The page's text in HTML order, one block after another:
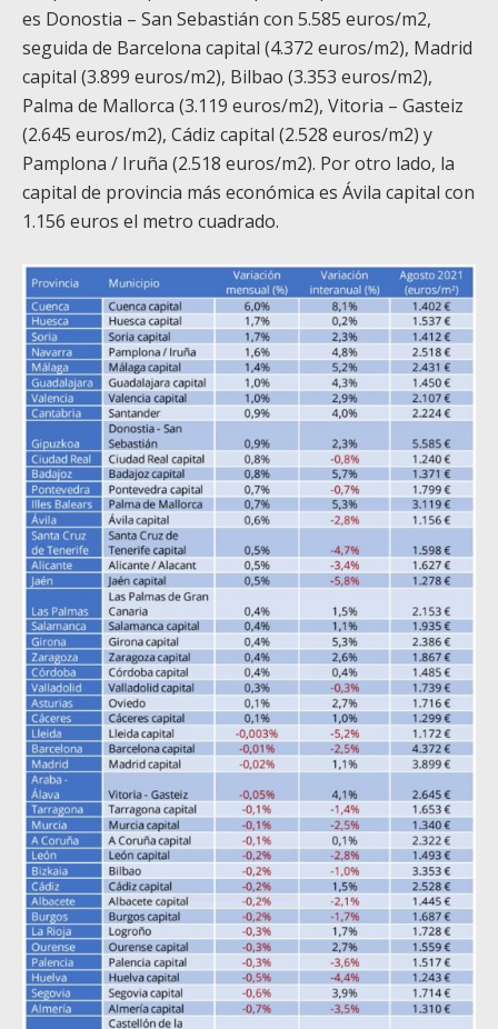
es Donostia – San Sebastián con 5.585 euros/m2,
seguida de Barcelona capital (4.372 euros/m2), Madrid
capital (3.899 euros/m2), Bilbao (3.353 euros/m2),
Palma de Mallorca (3.119 euros/m2), Vitoria – Gasteiz
(2.645 euros/m2), Cádiz capital (2.528 euros/m2) y
Pamplona / Iruña (2.518 euros/m2). Por otro lado, la
capital de provincia más económica es Ávila capital con
1.156 euros el metro cuadrado.